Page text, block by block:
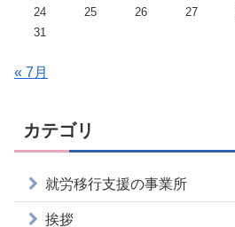
24
25 26 27
31
« 7月
カテゴリ
就労移行支援の事業所
挨拶